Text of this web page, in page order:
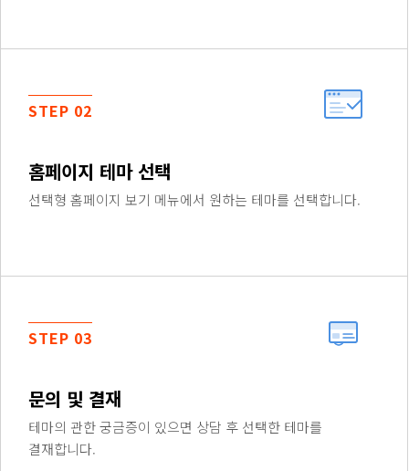
STEP 02
홈페이지 테마 선택
선택형 홈페이지 보기 메뉴에서 원하는 테마를 선택합니다.
STEP 03
문의 및 결재
테마의 관한 궁금증이 있으면 상담 후 선택한 테마를
결재합니다.